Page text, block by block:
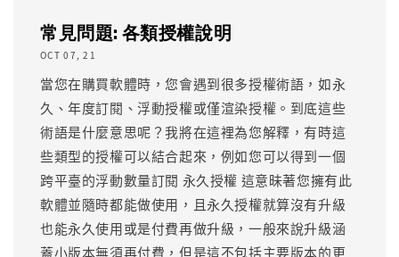
常見問題: 各類授權說明
OCT 07, 21
當您在購買軟體時，您會遇到很多授權術語，如永
久、年度訂閱、浮動授權或僅渲染授權。到底這些
術語是什麼意思呢？我將在這裡為您解釋，有時這
些類型的授權可以結合起來，例如您可以得到一個
跨平臺的浮動數量訂閱 永久授權 這意昧著您擁有此
軟體並隨時都能做使用，且永久授權就算沒有升級
也能永久使用或是付費再做升級，一般來說升級涵
蓋小版本無須再付費，但是這不包括主要版本的更